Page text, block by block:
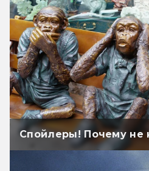
Спойлеры! Почему не